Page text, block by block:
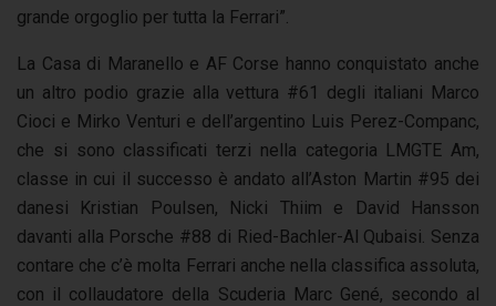
grande orgoglio per tutta la Ferrari”.
La Casa di Maranello e AF Corse hanno conquistato anche
un altro podio grazie alla vettura #61 degli italiani Marco
Cioci e Mirko Venturi e dell’argentino Luis Perez-Companc,
che si sono classificati terzi nella categoria LMGTE Am,
classe in cui il successo è andato all’Aston Martin #95 dei
danesi Kristian Poulsen, Nicki Thiim e David Hansson
davanti alla Porsche #88 di Ried-Bachler-Al Qubaisi. Senza
contare che c’è molta Ferrari anche nella classifica assoluta,
con il collaudatore della Scuderia Marc Gené, secondo al